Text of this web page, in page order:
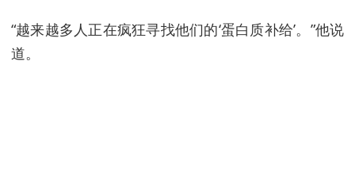
“越来越多人正在疯狂寻找他们的‘蛋白质补给’。”他说
道。